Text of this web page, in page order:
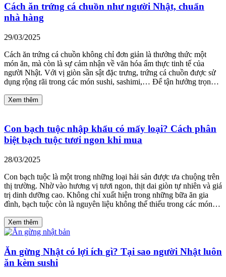
Cách ăn trứng cá chuồn như người Nhật, chuẩn
nhà hàng
29/03/2025
Cách ăn trứng cá chuồn không chỉ đơn giản là thưởng thức một
món ăn, mà còn là sự cảm nhận về văn hóa ẩm thực tinh tế của
người Nhật. Với vị giòn sần sật đặc trưng, trứng cá chuồn được sử
dụng rộng rãi trong các món sushi, sashimi,… Để tận hưởng trọn…
Xem thêm
Con bạch tuộc nhập khẩu có mấy loại? Cách phân
biệt bạch tuộc tươi ngon khi mua
28/03/2025
Con bạch tuộc là một trong những loại hải sản được ưa chuộng trên
thị trường. Nhờ vào hương vị tươi ngon, thịt dai giòn tự nhiên và giá
trị dinh dưỡng cao. Không chỉ xuất hiện trong những bữa ăn gia
đình, bạch tuộc còn là nguyên liệu không thể thiếu trong các món…
Xem thêm
Ăn gừng Nhật có lợi ích gì? Tại sao người Nhật luôn
ăn kèm sushi